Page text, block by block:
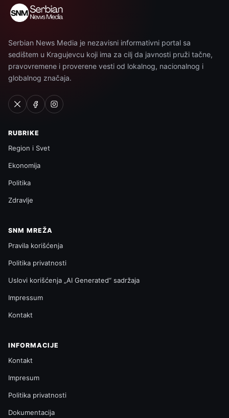
Serbian News Media je nezavisni informativni portal sa
sedištem u Kragujevcu koji ima za cilj da javnosti pruži tačne,
pravovremene i proverene vesti od lokalnog, nacionalnog i
globalnog značaja.
RUBRIKE
Region i Svet
Ekonomija
Politika
Zdravlje
SNM MREŽA
Pravila korišćenja
Politika privatnosti
Uslovi korišćenja „AI Generated“ sadržaja
Impressum
Kontakt
INFORMACIJE
Kontakt
Impresum
Politika privatnosti
Dokumentacija